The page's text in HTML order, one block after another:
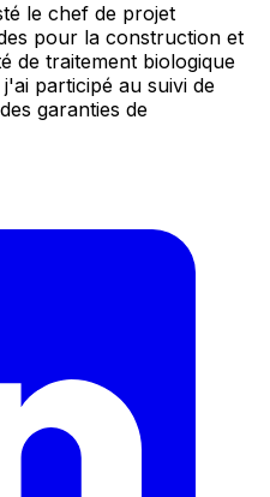
le chef de projet
pour la construction et
de traitement biologique
participé au suivi de
garanties de